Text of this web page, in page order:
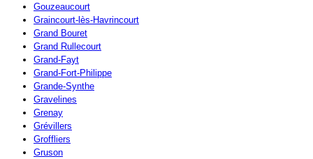
Gouzeaucourt
Graincourt-lès-Havrincourt
Grand Bouret
Grand Rullecourt
Grand-Fayt
Grand-Fort-Philippe
Grande-Synthe
Gravelines
Grenay
Grévillers
Groffliers
Gruson